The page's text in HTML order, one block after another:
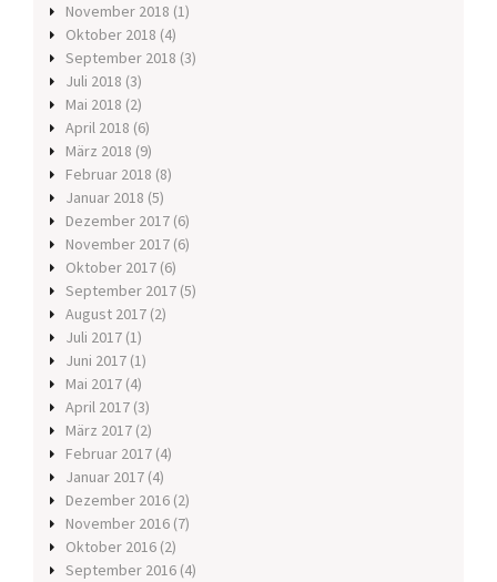
November 2018 (1)
Oktober 2018 (4)
September 2018 (3)
Juli 2018 (3)
Mai 2018 (2)
April 2018 (6)
März 2018 (9)
Februar 2018 (8)
Januar 2018 (5)
Dezember 2017 (6)
November 2017 (6)
Oktober 2017 (6)
September 2017 (5)
August 2017 (2)
Juli 2017 (1)
Juni 2017 (1)
Mai 2017 (4)
April 2017 (3)
März 2017 (2)
Februar 2017 (4)
Januar 2017 (4)
Dezember 2016 (2)
November 2016 (7)
Oktober 2016 (2)
September 2016 (4)